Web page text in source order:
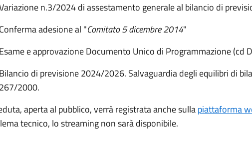
n.3/2024 di assestamento generale al bilancio di
Conferma adesione al "Comitato 5 dicembre 2014"
Esame e approvazione Documento Unico di Programmazione (cd
Bilancio di previsione 2024/2026. Salvaguardia degli equilibri di
267/2000.
aperta al pubblico, verrà registrata anche sullapiattaforma
tecnico, lo streaming non sarà disponibile.